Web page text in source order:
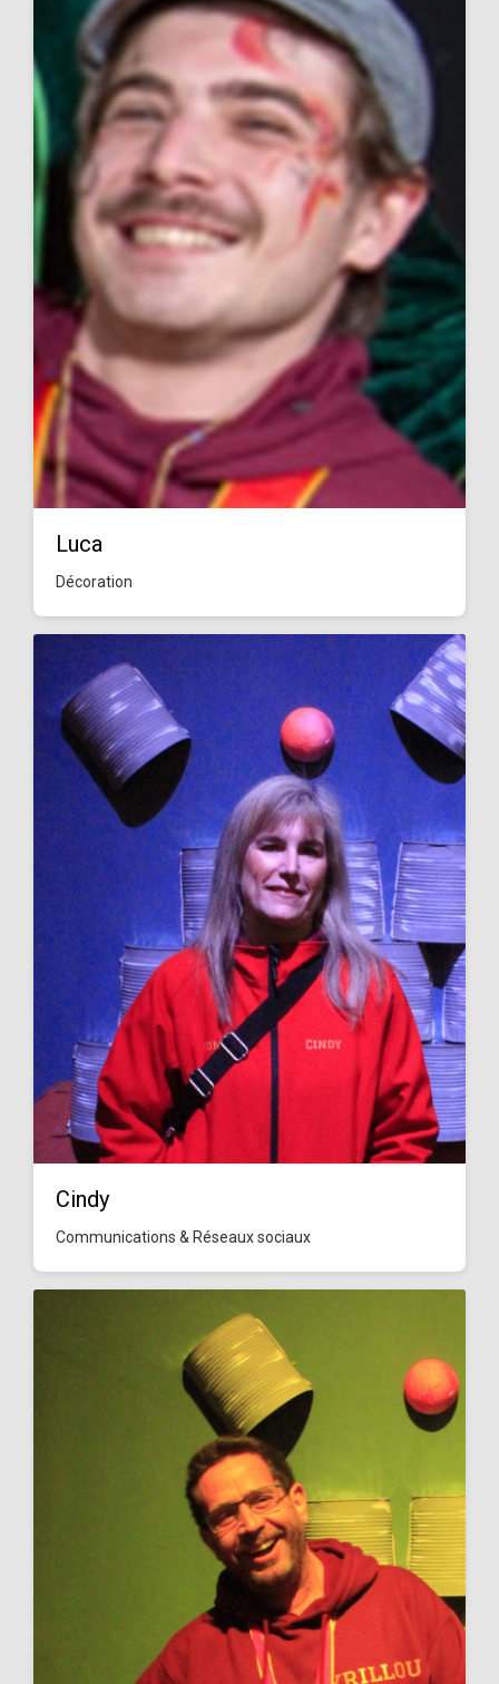
Luca
Décoration
Cindy
Communications & Réseaux sociaux